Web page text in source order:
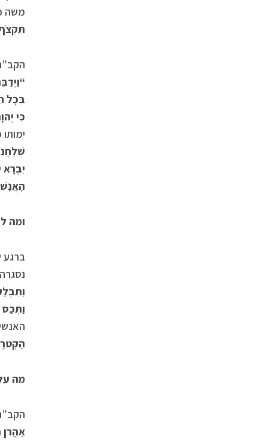
משה
“
בְּכָל
כִּי
יִבְרָא
ומה
ברגע
וַתְּכַס
מה עלה בגורלן